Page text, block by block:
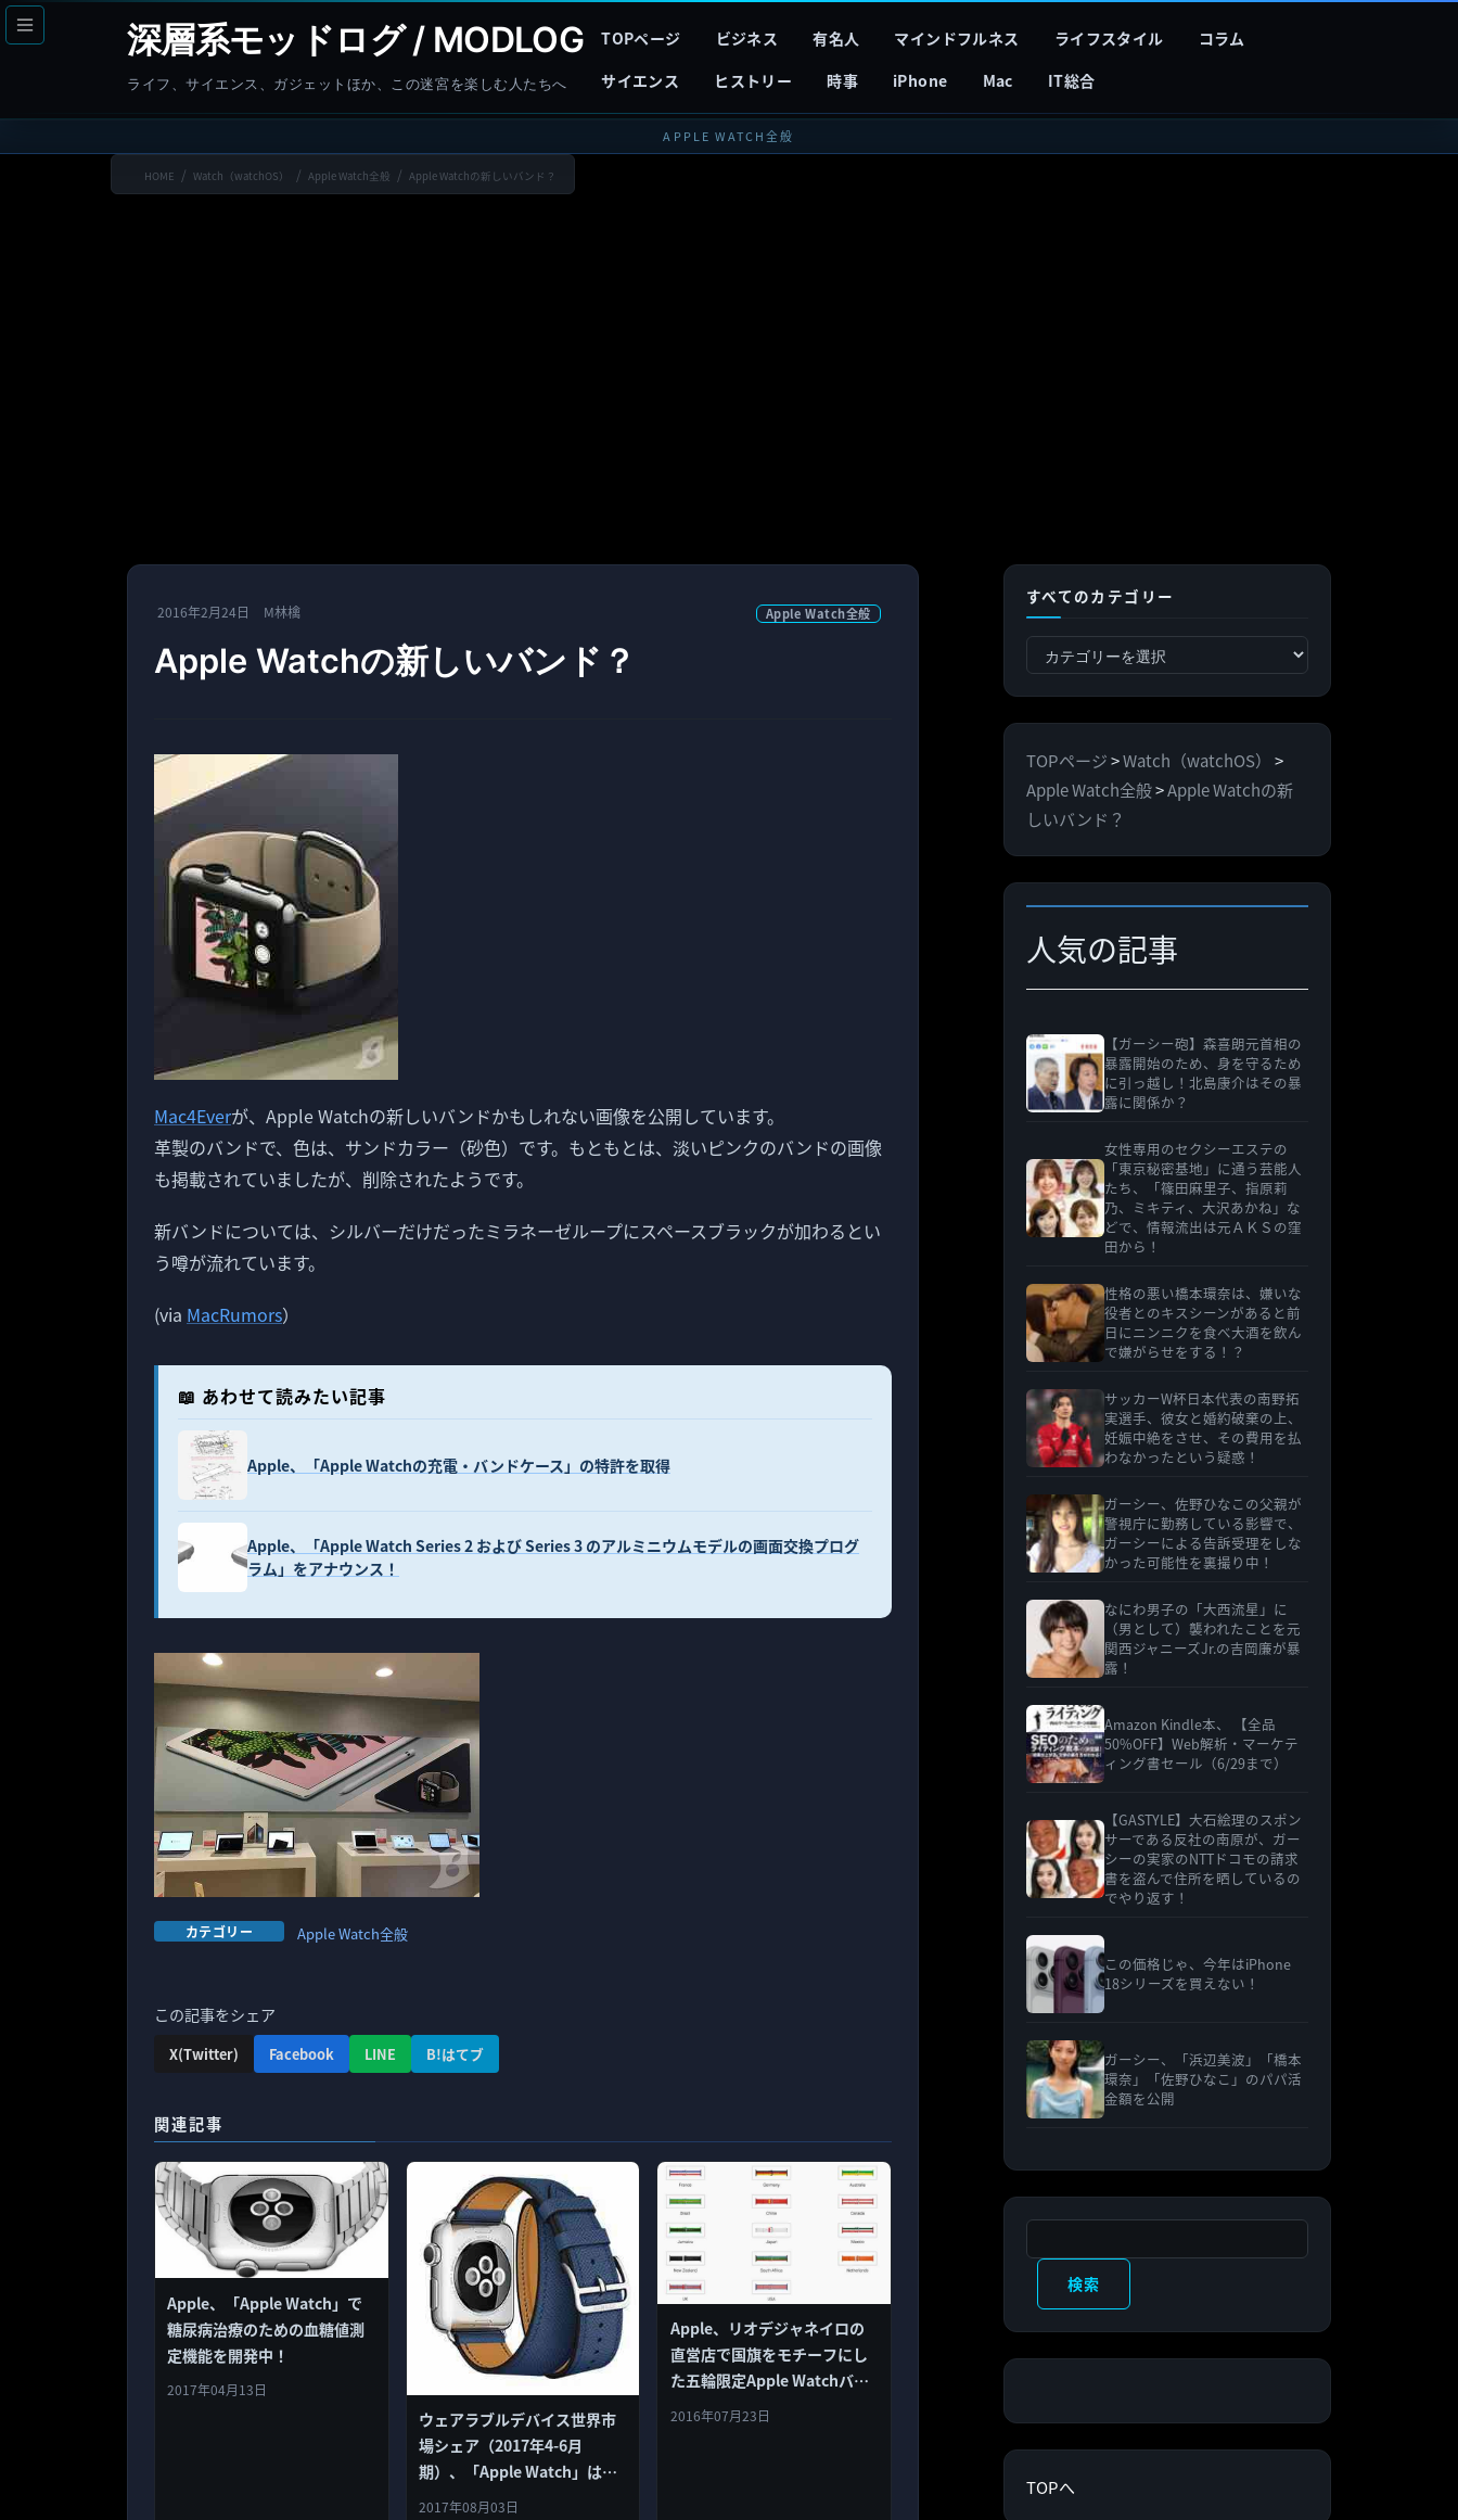
コ
ン
へ
ナ
ビ
ョ
深層系モッドログ / MODLOG
ライフ、サイエンス、ガジェットほか、この迷宮を楽しむ人たちへ
TOPページ ビジネス 有名人 マインドフルネス ライフスタイル
コラム
サイエンス
ヒストリー 時事 iPhone Mac IT総合
APPLE WATCH全般
HOME Watch（watchOS） Apple Watch全般 Apple Watchの新しいバンド？
2016年2月24日 M林檎 Apple Watch全般
Apple Watchの新しいバンド？
Mac4Everが、Apple Watchの新しいバンドかもしれない画像を公開しています。
革製のバンドで、色は、サンドカラー（砂色）です。もともとは、淡いピンクのバンドの画像
も掲載されていましたが、削除されたようです。
新バンドについては、シルバーだけだったミラネーゼループにスペースブラックが加わるとい
う噂が流れています。
(via MacRumors）
📖 あわせて読みたい記事
Apple、「Apple Watchの充電・バンドケース」の特許を取得
Apple、「Apple Watch Series 2 および Series 3 のアルミニウムモデルの画面交換プログ
ラム」をアナウンス！
カテゴリー Apple Watch全般
この記事をシェア
X(Twitter) Facebook LINE B!はてブ
関連記事
Apple、「Apple Watch」で
糖尿病治療のための血糖値測
定機能を開発中！
2017年04月13日
ウェアラブルデバイス世界市
場シェア（2017年4-6月
期）、「Apple Watch」は順
調に成長し「Fitbit」が落ち込
2017年08月03日
Apple、リオデジャネイロの
直営店で国旗をモチーフにし
た五輪限定Apple Watchバン
ドを発売
2016年07月23日
すべてのカテゴリー
べ
カ
テ
ゴ
リ
ー
TOPページ>Watch（watchOS）
>
Apple Watch全般>Apple Watchの新
しいバンド？
人気の記事
【ガーシー砲】森喜朗元首相の
暴露開始のため、身を守るため
に引っ越し！北島康介はその暴
露に関係か？
女性専用のセクシーエステの
「東京秘密基地」に通う芸能人
たち、「篠田麻里子、指原莉
乃、ミキティ、大沢あかね」な
どで、情報流出は元ＡＫＳの窪
田から！
性格の悪い橋本環奈は、嫌いな
役者とのキスシーンがあると前
日にニンニクを食べ大酒を飲ん
で嫌がらせをする！？
サッカーW杯日本代表の南野拓
実選手、彼女と婚約破棄の上、
妊娠中絶をさせ、その費用を払
わなかったという疑惑！
ガーシー、佐野ひなこの父親が
警視庁に勤務している影響で、
ガーシーによる告訴受理をしな
かった可能性を裏撮り中！
なにわ男子の「大西流星」に
（男として）襲われたことを元
関西ジャニーズJr.の吉岡廉が暴
露！
Amazon Kindle本、 【全品
50%OFF】Web解析・マーケテ
ィング書セール（6/29まで）
【GASTYLE】大石絵理のスポン
サーである反社の南原が、ガー
シーの実家のNTTドコモの請求
書を盗んで住所を晒しているの
でやり返す！
この価格じゃ、今年はiPhone
18シリーズを買えない！
ガーシー、「浜辺美波」「橋本
環奈」「佐野ひなこ」のパパ活
金額を公開
検索
TOPへ